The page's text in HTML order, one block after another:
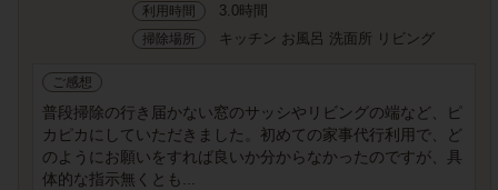
利用時間 3.0時間
掃除場所 キッチン お風呂 洗面所 リビング
ご感想
普段掃除の行き届かない窓のサッシやリビングの端など、ピ
カピカにしていただきました。初めての家事代行利用で、ど
のようにお願いをすれば良いか分からなかったのですが、具
体的な指示無くとも...